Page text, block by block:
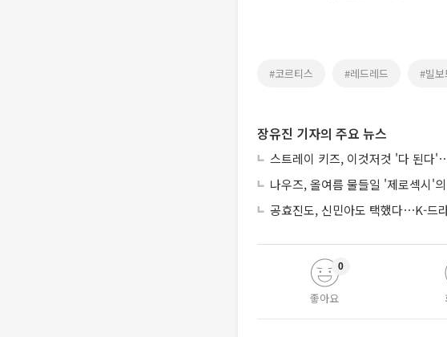
#코르티스 #레드레드 #빌보
장유진 기자의 주요 뉴스
스트레이 키즈, 이것저것 '다 된다
나우즈, 올여름 물들일 '제로섹시'
공효진도, 신민아도 택했다⋯K-드
좋아요
0